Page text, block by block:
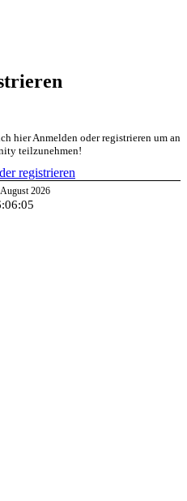
hier Anmelden oder registrieren um an
teilzunehmen!
registrieren
August 2026